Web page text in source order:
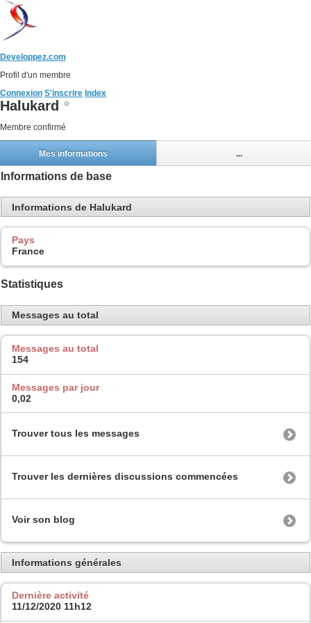
Developpez.com
Profil d'un membre
Connexion S'inscrire Index
Halukard
Membre confirmé
Mes informations ...
Informations de base
Informations de Halukard
Pays
France
Statistiques
Messages au total
Messages au total
154
Messages par jour
0,02
Trouver tous les messages
Trouver les dernières discussions commencées
Voir son blog
Informations générales
Dernière activité
11/12/2020 11h12